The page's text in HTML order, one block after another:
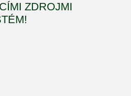
ZDROJMI